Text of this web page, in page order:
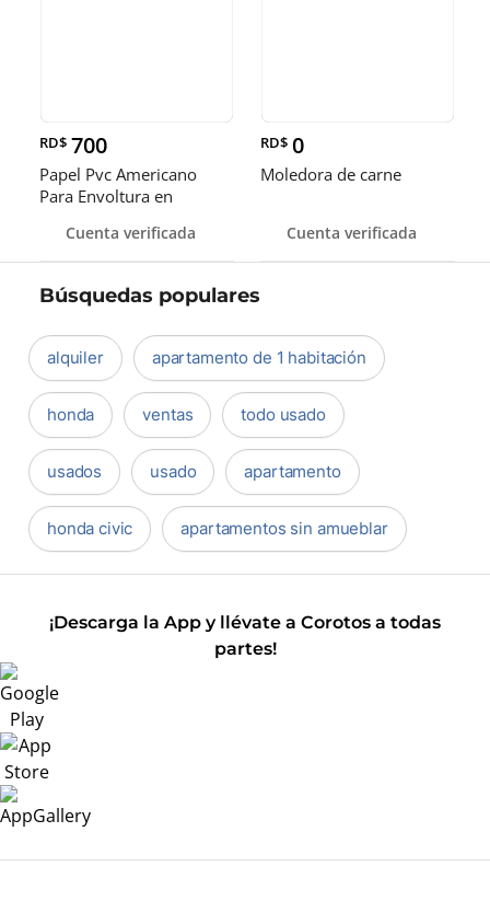
RD$ 700
Papel Pvc Americano
Para Envoltura en
pulgadas
Cuenta verificada
RD$ 0
Moledora de carne
Cuenta verificada
Búsquedas populares
alquiler apartamento de 1 habitación
honda ventas todo usado
usados usado apartamento
honda civic apartamentos sin amueblar
¡Descarga la App y llévate a Corotos a todas
partes!